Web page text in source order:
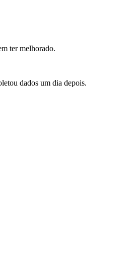
ter melhorado.
dados um dia depois.